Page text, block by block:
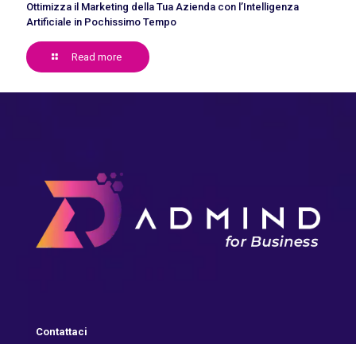
Ottimizza il Marketing della Tua Azienda con l’Intelligenza
Artificiale in Pochissimo Tempo
Read more
Contattaci